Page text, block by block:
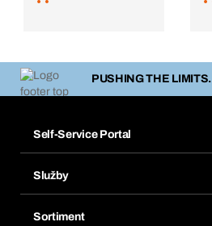
PUSHING THE LIMITS.
Self-Service Portal
Obľúbené
Služby
Sortiment